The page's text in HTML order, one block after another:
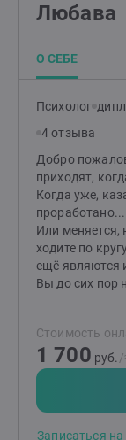
состояниями,
профиль.
одной-двух
жизнь по
угодно.
построить
первичную
Любава
О СЕБЕ
Психолог
4 отзыва
Добро
приходят,
Когда уже,
Или
ходите по
ещё являются
Вы до сих пор
окружающими
независимых
прохожу
эмпатию и без
Стоимость
1 700 руб. /
Записаться